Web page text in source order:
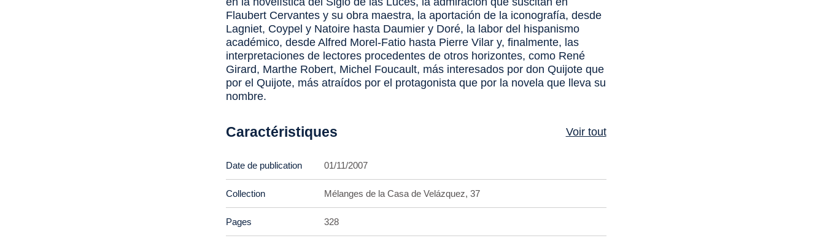
Flaubert Cervantes y su obra maestra, la aportación de la iconografía, desde
Lagniet, Coypel y Natoire hasta Daumier y Doré, la labor del hispanismo
académico, desde Alfred Morel-Fatio hasta Pierre Vilar y, finalmente, las
interpretaciones de lectores procedentes de otros horizontes, como René
Girard, Marthe Robert, Michel Foucault, más interesados por don Quijote que
por elQuijote, más atraídos por el protagonista que por la novela que lleva su
nombre.
Caractéristiques Voir tout
Date de publication 01/11/2007
Collection Mélanges de la Casa de Velázquez, 37
Pages 328